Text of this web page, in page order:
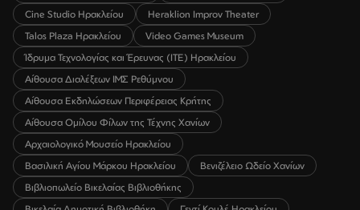
Cine Studio Ηρακλείου
Heraklion Improv Theater
Talos Plaza Ηρακλείου
Video Games Museum
Ίδρυμα Τεχνολογίας και Έρευνας (ΙΤΕ) Ηρακλείου
Αίθουσα Διαλέξεων ΙΜΣ Ρεθύμνου
Αίθουσα Εκδηλώσεων Περιφέρειας Κρήτης
Αίθουσα Ομίλου Φίλων της Τέχνης Χανίων
Αρχαιολογικό Μουσείο Ηρακλείου
Βασιλική Αγίου Μάρκου Ηρακλείου
Βενιζέλειο Ωδείο Χανίων
Βιβλιοπωλείο Βικελαίας Βιβλιοθήκης